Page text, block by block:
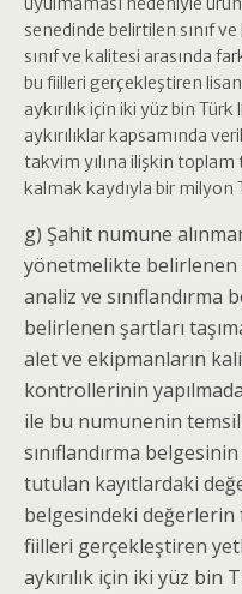
senedinde belirtilen sınıf
sınıf ve kalitesi arasında
bu fiilleri gerçekleştiren
aykırılık için iki yüz bin Türk
aykırılıklar kapsamında
takvim yılına ilişkin toplam
kalmak kaydıyla bir milyon
g) Şahit numune
yönetmelikte belirlenen
analiz ve
belirlenen şartları
alet ve ekipmanların
kontrollerinin
ile bu numunenin
sınıflandırma
tutulan kayıtlardaki
belgesindeki değerlerin
fiilleri gerçekleştiren
aykırılık için iki yüz bin